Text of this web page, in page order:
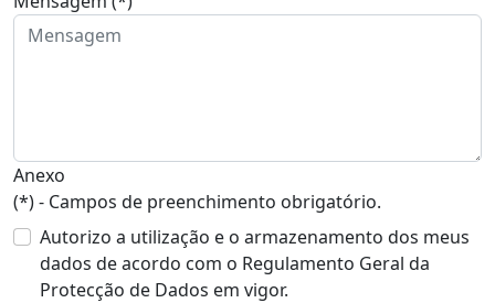
Anexo
(*) - Campos de preenchimento obrigatório.
Autorizo a utilização e o armazenamento dos meus
dados de acordo com o Regulamento Geral da
Protecção de Dados em vigor.